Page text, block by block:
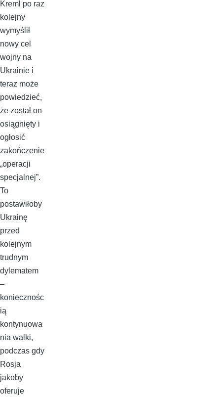
Kreml po raz
kolejny
wymyślił
nowy cel
wojny na
Ukrainie i
teraz może
powiedzieć,
że został on
osiągnięty i
ogłosić
zakończenie
„operacji
specjalnej”.
To
postawiłoby
Ukrainę
przed
kolejnym
trudnym
dylematem
–
koniecznośc
ią
kontynuowa
nia walki,
podczas gdy
Rosja
jakoby
oferuje